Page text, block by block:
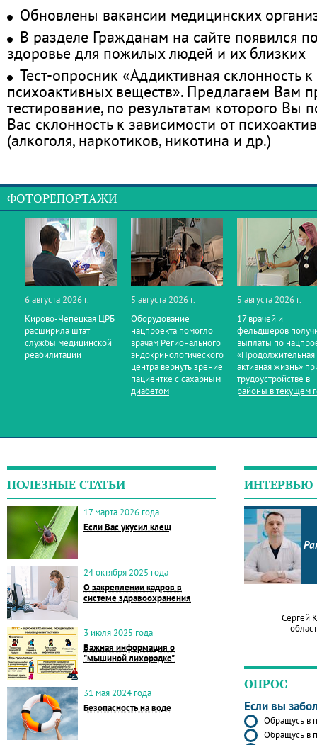
Обновлены вакансии медицинских
В разделе Гражданам на сайте появился
здоровье для пожилых людей и их близких
Тест-опросник «Аддиктивная склонность
психоактивных веществ». Предлагаем Вам
тестирование, по результатам которого Вы
Вас склонность к зависимости от
(алкоголя, наркотиков, никотина и др.)
ФОТОРЕПОРТАЖИ
6 августа 2026 г.
Кирово‑Чепецкая ЦРБ
расширила штат
службы медицинской
реабилитации
5 августа 2026 г.
Оборудование
нацпроекта помогло
врачам Регионального
эндокринологического
центра вернуть зрение
пациентке с сахарным
диабетом
5 августа 2026 г.
17 врачей и
фельдшеров
выплаты по
«Продолжительная
активная жизнь»
трудоустройстве в
районы в текущем
ПОЛЕЗНЫЕ СТАТЬИ
17 марта 2026 года
Если Вас укусил клещ
24 октября 2025 года
О закреплении кадров в
системе здравоохранения
3 июля 2025 года
Важная информация о
"мышиной лихорадке"
31 мая 2024 года
Безопасность на воде
ИНТЕРВЬЮ
Сергей
ОПРОС
Если вы
Обращусь в
Обращусь в